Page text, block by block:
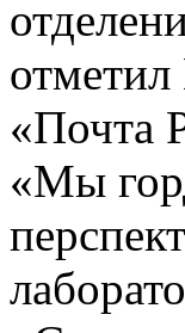
«Почта
«Мы